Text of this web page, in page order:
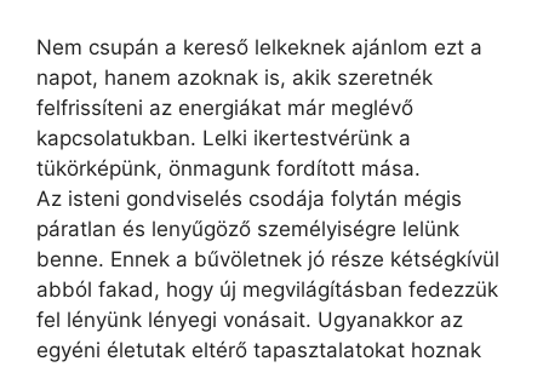
Nem csupán a kereső lelkeknek ajánlom ezt a
napot, hanem azoknak is, akik szeretnék
felfrissíteni az energiákat már meglévő
kapcsolatukban. Lelki ikertestvérünk a
tükörképünk, önmagunk fordított mása.
Az isteni gondviselés csodája folytán mégis
páratlan és lenyűgöző személyiségre lelünk
benne. Ennek a bűvöletnek jó része kétségkívül
abból fakad, hogy új megvilágításban fedezzük
fel lényünk lényegi vonásait. Ugyanakkor az
egyéni életutak eltérő tapasztalatokat hoznak